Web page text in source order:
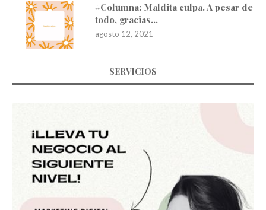
#Columna: Maldita culpa. A pesar de
todo, gracias…
agosto 12, 2021
SERVICIOS